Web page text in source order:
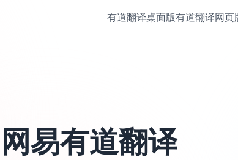
有道翻译桌面版有道翻译网页
网易有道翻译